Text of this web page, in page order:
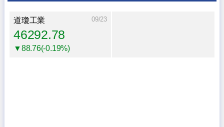
道瓊工業 09/23
46292.78
▼88.76(-0.19%)